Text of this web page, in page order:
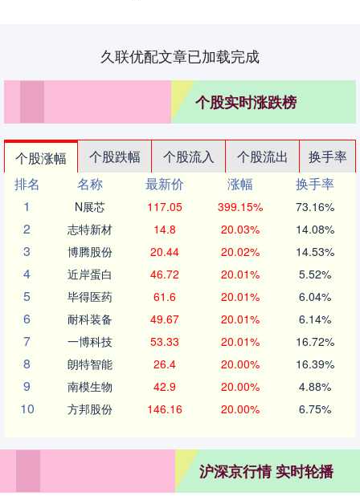
久联优配文章已加载完成
个股实时涨跌榜
个股涨幅 个股跌幅 个股流入 个股流出
换手率
排名
名称 最新价 涨幅
换手率
1
N展芯 117.05 399.15% 73.16%
2 志特新材 14.8 20.03% 14.08%
3 博腾股份 20.44 20.02% 14.53%
4 近岸蛋白 46.72 20.01% 5.52%
5 毕得医药 61.6 20.01% 6.04%
6 耐科装备 49.67 20.01% 6.14%
7 一博科技 53.33 20.01% 16.72%
8 朗特智能 26.4 20.00% 16.39%
9 南模生物 42.9 20.00% 4.88%
10 方邦股份 146.16 20.00% 6.75%
沪深京行情 实时轮播